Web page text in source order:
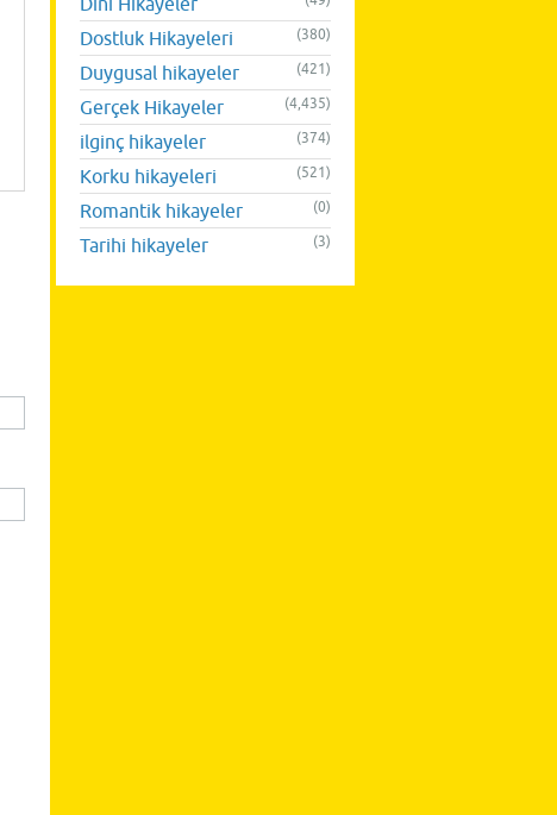
Dostluk Hikayeleri (380)
Duygusal hikayeler (421)
Gerçek Hikayeler (4,435)
ilginç hikayeler (374)
Korku hikayeleri (521)
Romantik hikayeler (0)
Tarihi hikayeler (3)